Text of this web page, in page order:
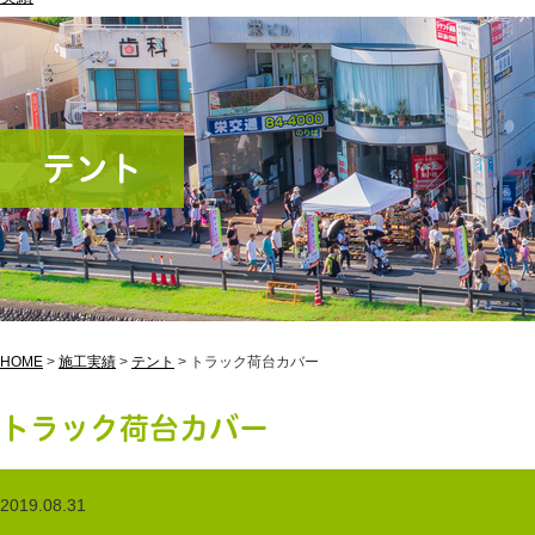
テント
HOME > 施工実績 > テント > トラック荷台カバー
トラック荷台カバー
2019.08.31